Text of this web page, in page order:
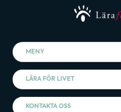
MENY
LÄRA FÖR LIVET
KONTAKTA OSS